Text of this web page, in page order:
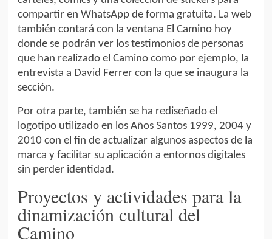
compartir en WhatsApp de forma gratuita. La web
también contará con la ventana El Camino hoy
donde se podrán ver los testimonios de personas
que han realizado el Camino como por ejemplo, la
entrevista a David Ferrer con la que se inaugura la
sección.
Por otra parte, también se ha rediseñado el
logotipo utilizado en los Años Santos 1999, 2004 y
2010 con el fin de actualizar algunos aspectos de la
marca y facilitar su aplicación a entornos digitales
sin perder identidad.
Proyectos y actividades para la
dinamización cultural del
Camino